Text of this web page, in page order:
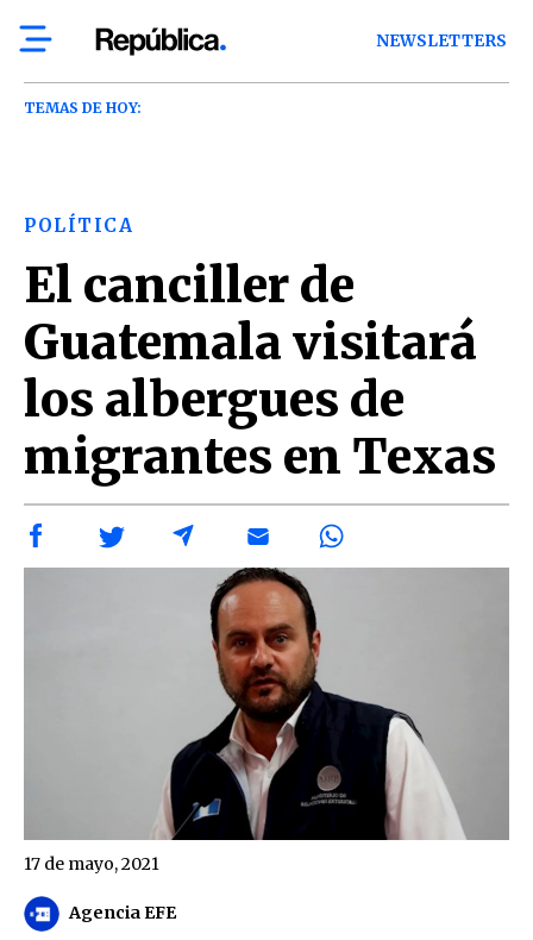
NEWSLETTERS
TEMAS DE HOY:
POLÍTICA
El canciller de
Guatemala visitará
los albergues de
migrantes en Texas
Agencia EFE
17 de mayo, 2021